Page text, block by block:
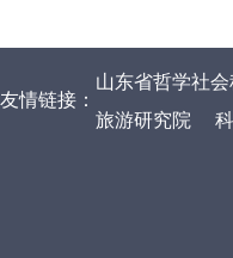
友情链接：
山东省哲学社
旅游研究院